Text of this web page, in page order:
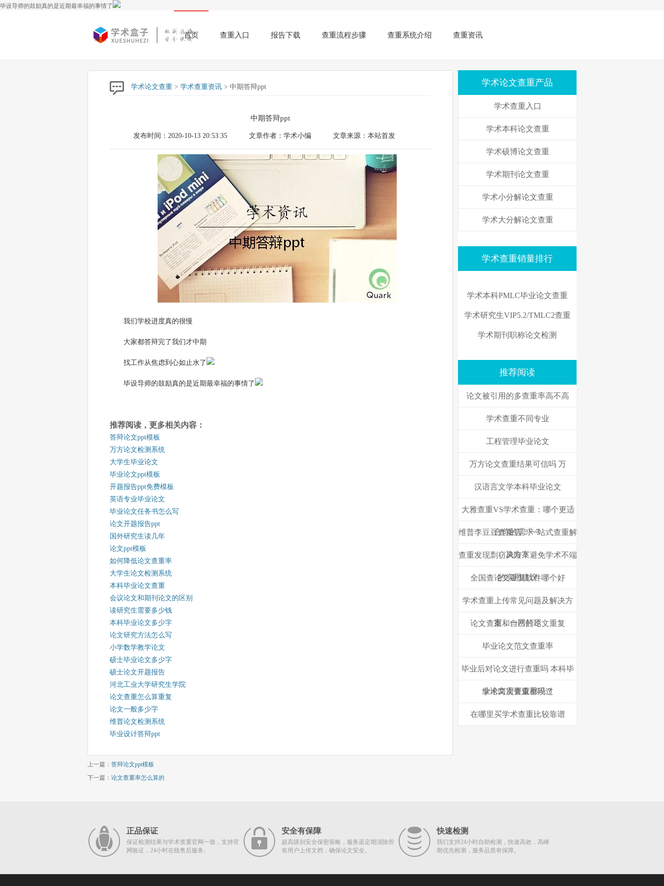
毕设导师的鼓励真的是近期最幸福的事情了
首页 查重入口 报告下载 查重流程步骤 查重系统介绍 查重资讯
学术论文查重 > 学术查重资讯 > 中期答辩ppt
中期答辩ppt
发布时间：2020-10-13 20:53:35 文章作者：学术小编 文章来源：本站首发
我们学校进度真的很慢
大家都答辩完了我们才中期
找工作从焦虑到心如止水了
毕设导师的鼓励真的是近期最幸福的事情了
推荐阅读，更多相关内容：
答辩论文ppt模板
万方论文检测系统
大学生毕业论文
毕业论文ppt模板
开题报告ppt免费模板
英语专业毕业论文
毕业论文任务书怎么写
论文开题报告ppt
国外研究生读几年
论文ppt模板
如何降低论文查重率
大学生论文检测系统
本科毕业论文查重
会议论文和期刊论文的区别
读研究生需要多少钱
本科毕业论文多少字
论文研究方法怎么写
小学数学教学论文
硕士毕业论文多少字
硕士论文开题报告
河北工业大学研究生学院
论文查重怎么算重复
论文一般多少字
维普论文检测系统
毕业设计答辩ppt
上一篇： 答辩论文ppt模板
下一篇： 论文查重率怎么算的
学术论文查重产品
学术查重入口
学术本科论文查重
学术硕博论文查重
学术期刊论文查重
学术小分解论文查重
学术大分解论文查重
学术查重销量排行
学术本科PMLC毕业论文查重
学术研究生VIP5.2/TMLC2查重
学术期刊职称论文检测
推荐阅读
论文被引用的多查重率高不高
学术查重不同专业
工程管理毕业论文
万方论文查重结果可信吗 万
汉语言文学本科毕业论文
大雅查重VS学术查重：哪个更适
合你的需求？
维普李豆豆查重店：一站式查重解
决方案
查重发现剽窃风险？避免学术不端
的实用建议
全国查论文重复软件哪个好
学术查重上传常见问题及解决方
案，一网打尽
论文查重和自己的论文重复
毕业论文范文查重率
毕业后对论文进行查重吗 本科毕
业论文需要查重吗？
学术两次查重都没过
在哪里买学术查重比较靠谱
正品保证
保证检测结果与学术查重官网一致，支持官
网验证，24小时在线售后服务。
安全有保障
超高级别安全保密策略，服务器定期清除所
有用户上传文档，确保论文安全。
快速检测
我们支持24小时自助检测，快速高效，高峰
期优先检测，服务品质有保障。